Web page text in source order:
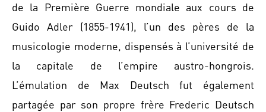
de la Première Guerre mondiale aux cours de
Guido Adler (1855-1941), l’un des pères de la
musicologie moderne, dispensés à l’université de
la capitale de l’empire austro-hongrois.
L’émulation de Max Deutsch fut également
partagée par son propre frère Frederic Deutsch